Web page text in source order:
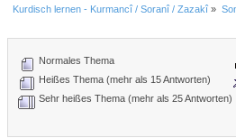
Kurdisch lernen - Kurmancî / Soranî / Zazakî »
Normales Thema
Heißes Thema (mehr als 15 Antworten)
Sehr heißes Thema (mehr als 25 Antworten)